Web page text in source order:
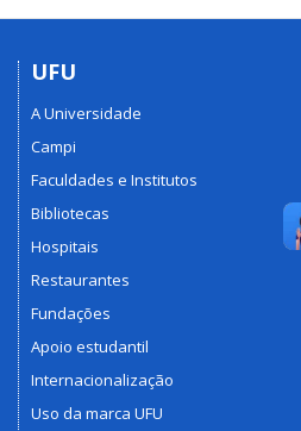
UFU
A Universidade
Campi
Faculdades e Institutos
Bibliotecas
Hospitais
Restaurantes
Fundações
Apoio estudantil
Internacionalização
Uso da marca UFU